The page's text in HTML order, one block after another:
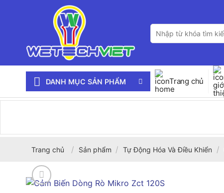
Tìm
kiếm:
DANH MỤC SẢN PHẨM Trang chủ
Trang chủ / Sản phẩm / Tự Động Hóa Và Điều Khiển /